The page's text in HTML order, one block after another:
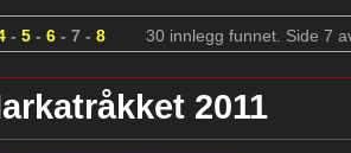
- 5 - 6 - 7 - 8 30 innlegg funnet. Side 7
2011